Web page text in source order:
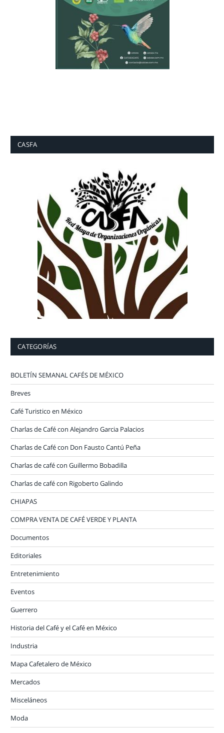
CASFA
CATEGORÍAS
BOLETÍN SEMANAL CAFÉS DE MÉXICO
Breves
Café Turistico en México
Charlas de Café con Alejandro Garcia Palacios
Charlas de Café con Don Fausto Cantú Peña
Charlas de café con Guillermo Bobadilla
Charlas de café con Rigoberto Galindo
CHIAPAS
COMPRA VENTA DE CAFÉ VERDE Y PLANTA
Documentos
Editoriales
Entretenimiento
Eventos
Guerrero
Historia del Café y el Café en México
Industria
Mapa Cafetalero de México
Mercados
Misceláneos
Moda